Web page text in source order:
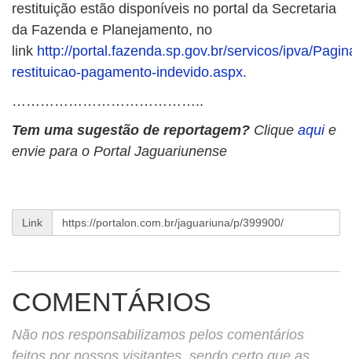
restituição estão disponíveis no portal da Secretaria
da Fazenda e Planejamento, no
link http://portal.fazenda.sp.gov.br/servicos/ipva/
restituicao-pagamento-indevido.aspx.
…………………………………..
Tem uma sugestão de reportagem? Clique aqui e
envie para o Portal Jaguariunense
Link
COMENTÁRIOS
Não nos responsabilizamos pelos comentários
feitos por nossos visitantes, sendo certo que as